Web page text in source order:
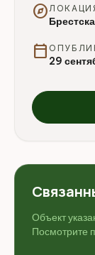
explore
calendar_today 29
Объект
Посмотрите